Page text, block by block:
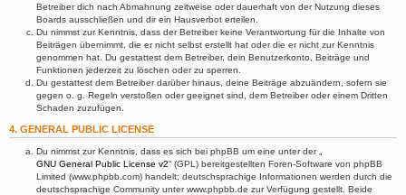
Betreiber dich nach Abmahnung zeitweise oder dauerhaft von der Nutzung dieses
Boards ausschließen und dir ein Hausverbot erteilen.
Du nimmst zur Kenntnis, dass der Betreiber keine Verantwortung für die Inhalte von
Beiträgen übernimmt, die er nicht selbst erstellt hat oder die er nicht zur Kenntnis
genommen hat. Du gestattest dem Betreiber, dein Benutzerkonto, Beiträge und
Funktionen jederzeit zu löschen oder zu sperren.
Du gestattest dem Betreiber darüber hinaus, deine Beiträge abzuändern, sofern sie
gegen o. g. Regeln verstoßen oder geeignet sind, dem Betreiber oder einem Dritten
Schaden zuzufügen.
4. GENERAL PUBLIC LICENSE
Du nimmst zur Kenntnis, dass es sich bei phpBB um eine unter der „
GNU General Public License v2“ (GPL) bereitgestellten Foren-Software von phpBB
Limited (www.phpbb.com) handelt; deutschsprachige Informationen werden durch die
deutschsprachige Community unter www.phpbb.de zur Verfügung gestellt. Beide